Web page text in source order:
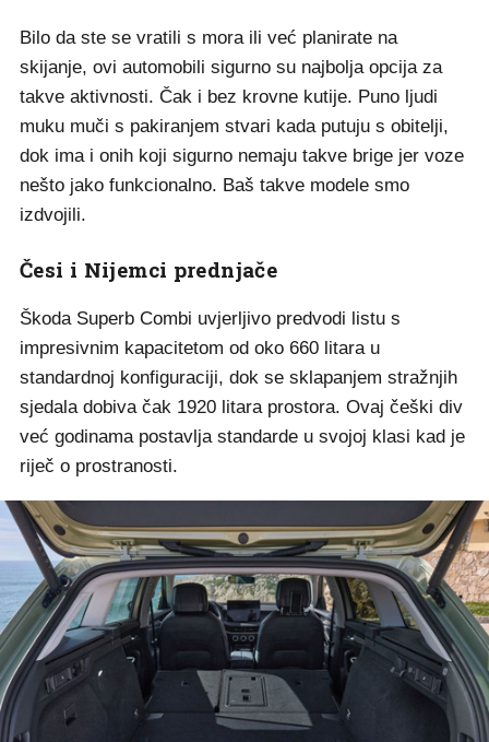
Bilo da ste se vratili s mora ili već planirate na
skijanje, ovi automobili sigurno su najbolja opcija za
takve aktivnosti. Čak i bez krovne kutije. Puno ljudi
muku muči s pakiranjem stvari kada putuju s obitelji,
dok ima i onih koji sigurno nemaju takve brige jer voze
nešto jako funkcionalno. Baš takve modele smo
izdvojili.
Česi i Nijemci prednjače
Škoda Superb Combi uvjerljivo predvodi listu s
impresivnim kapacitetom od oko 660 litara u
standardnoj konfiguraciji, dok se sklapanjem stražnjih
sjedala dobiva čak 1920 litara prostora. Ovaj češki div
već godinama postavlja standarde u svojoj klasi kad je
riječ o prostranosti.